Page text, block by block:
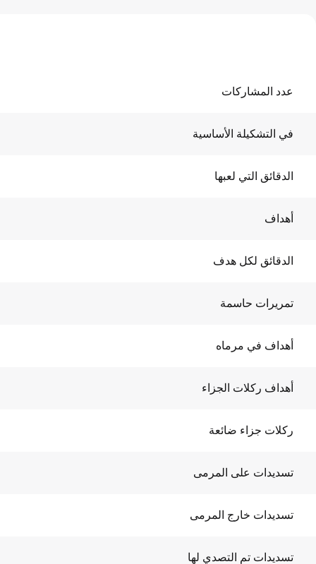
عدد المشاركات
في التشكيلة الأساسية
الدقائق التي لعبها
أهداف
الدقائق لكل هدف
تمريرات حاسمة
أهداف في مرماه
أهداف ركلات الجزاء
ركلات جزاء ضائعة
تسديدات على المرمى
تسديدات خارج المرمى
تسديدات تم التصدي لها